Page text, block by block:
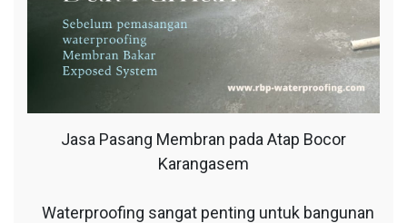
Jasa Pasang Membran pada Atap Bocor
Karangasem
Waterproofing sangat penting untuk bangunan